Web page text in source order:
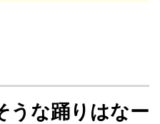
うな踊りはなー